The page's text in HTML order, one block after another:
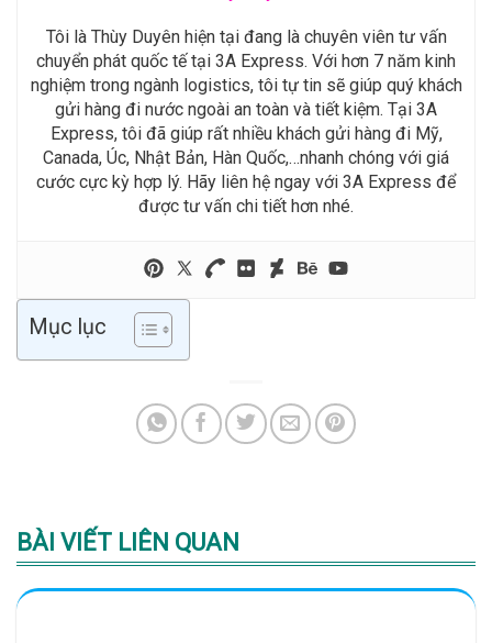
Tôi là Thùy Duyên hiện tại đang là chuyên viên tư vấn
chuyển phát quốc tế tại 3A Express. Với hơn 7 năm kinh
nghiệm trong ngành logistics, tôi tự tin sẽ giúp quý khách
gửi hàng đi nước ngoài an toàn và tiết kiệm. Tại 3A
Express, tôi đã giúp rất nhiều khách gửi hàng đi Mỹ,
Canada, Úc, Nhật Bản, Hàn Quốc,…nhanh chóng với giá
cước cực kỳ hợp lý. Hãy liên hệ ngay với 3A Express để
được tư vấn chi tiết hơn nhé.
Mục lục
BÀI VIẾT LIÊN QUAN